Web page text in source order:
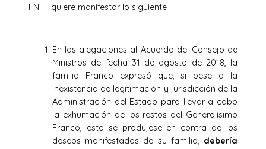
FNFF quiere manifestar lo siguiente :
En las alegaciones al Acuerdo del Consejo de
Ministros de fecha 31 de agosto de 2018, la
familia Franco expresó que, si pese a la
inexistencia de legitimación y jurisdicción de la
Administración del Estado para llevar a cabo
la exhumación de los restos del Generalísimo
Franco, esta se produjese en contra de los
deseos manifestados de su familia, debería